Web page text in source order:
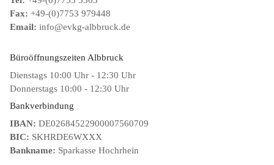
Fax: +49-(0)7753 979448
Email: info@evkg-albbruck.de
Büroöffnungszeiten Albbruck
Dienstags 10:00 Uhr - 12:30 Uhr
Donnerstags 10:00 - 12:30 Uhr
Bankverbindung
IBAN: DE02684522900007560709
BIC: SKHRDE6WXXX
Bankname: Sparkasse Hochrhein